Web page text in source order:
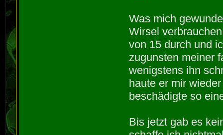
Was mich
Wirsel
von 15 durch und
zugunsten meiner
wenigstens ihn
haute er mir
beschädigte so
Bis jetzt gab es